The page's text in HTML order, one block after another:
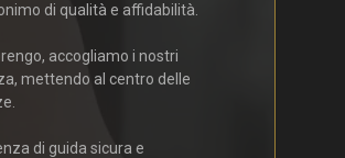
di qualità e affidabilità.
accogliamo i nostri
mettendo al centro delle
di guida sicura e